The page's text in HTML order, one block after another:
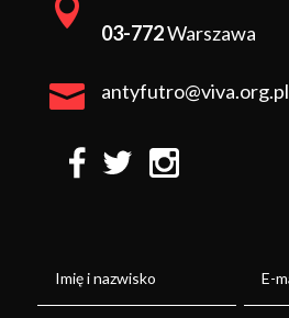

03-772Warszawa
 antyfutro@viva.org.pl